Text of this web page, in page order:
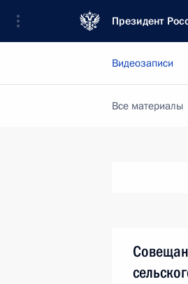
Президент
Видеозаписи
Все материалы